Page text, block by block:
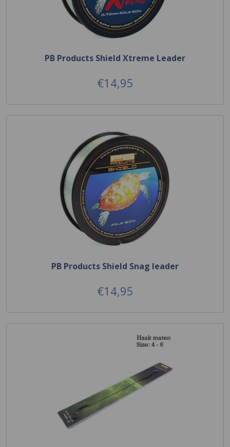
PB Products Shield Xtreme Leader
€14,95
PB Products Shield Snag leader
€14,95